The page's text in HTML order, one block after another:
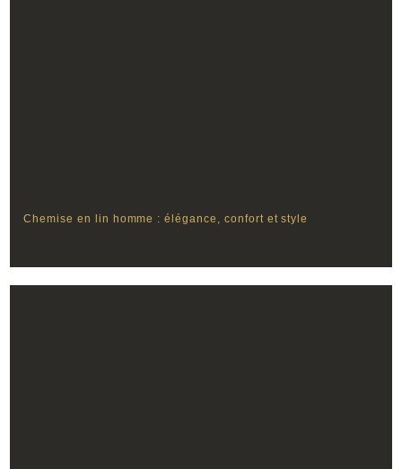
Chemise en lin homme : élégance, confort et style